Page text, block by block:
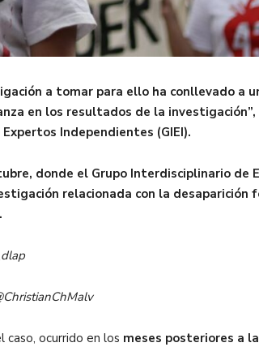
a tomar para ello ha conllevado a
en los resultados de la
Independientes (GIEI).
donde el Grupo Interdisciplinario de
relacionada con la desaparición
ocurrido en los meses posteriores a